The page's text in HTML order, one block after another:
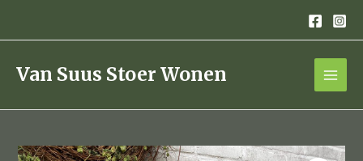
de
inhoudVan Suus Stoer Wonen